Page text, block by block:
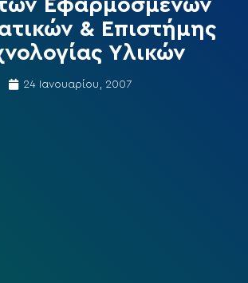
Εφαρμοσμένων
& Επιστήμης
Υλικών
24 Ιανουαρίου, 2007